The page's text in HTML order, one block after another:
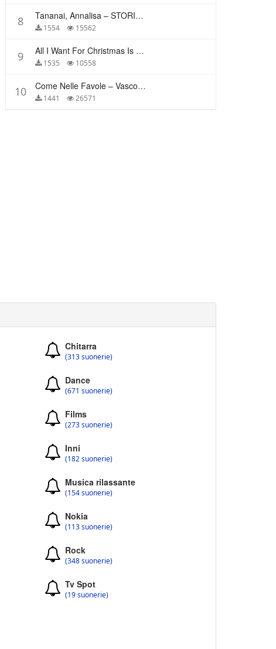
8 Tananai, Annalisa – STORIE BREVI
1554 15562
9 All I Want For Christmas Is You – Mariah Carey
1535 10558
10 Come Nelle Favole – Vasco Rossi
1441 26571
Chitarra
(313 suonerie)
Dance
(671 suonerie)
Films
(273 suonerie)
Inni
(182 suonerie)
Musica rilassante
(154 suonerie)
Nokia
(113 suonerie)
Rock
(348 suonerie)
Tv Spot
(19 suonerie)